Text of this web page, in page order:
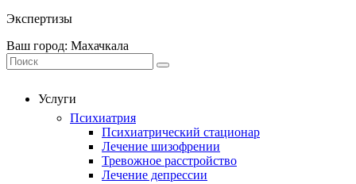
Экспертизы
Ваш город: Махачкала
Услуги
Психиатрия
Психиатрический стационар
Лечение шизофрении
Тревожное расстройство
Лечение депрессии